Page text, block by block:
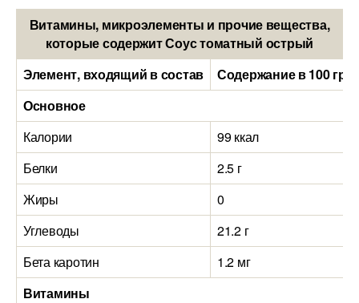
Витамины, микроэлементы и прочие вещества,
которые содержит Соус томатный острый
Элемент, входящий в состав
Содержание в 100
Основное
Калории
99 ккал
Белки
2.5 г
Жиры
0
Углеводы
21.2 г
Бета каротин
1.2 мг
Витамины